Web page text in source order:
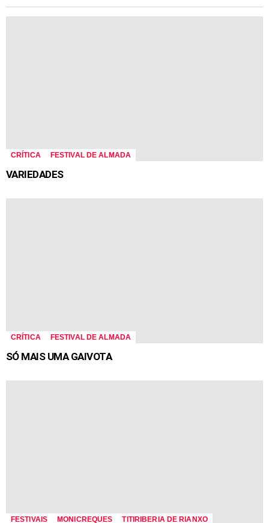
CRÍTICA FESTIVAL DE ALMADA
VARIEDADES
CRÍTICA FESTIVAL DE ALMADA
SÓ MAIS UMA GAIVOTA
FESTIVAIS MONICREQUES TITIRIBERIA DE RIANXO